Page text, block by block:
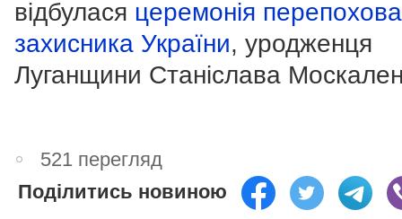
відбулася церемонія
захисника України, уродженця
Луганщини Станіслава
521 перегляд
Поділитись новиною